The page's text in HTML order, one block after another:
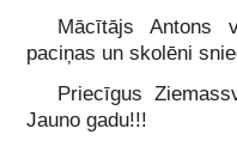
Mācītājs Antons
paciņas un skolēni
Priecīgus
Jauno gadu!!!